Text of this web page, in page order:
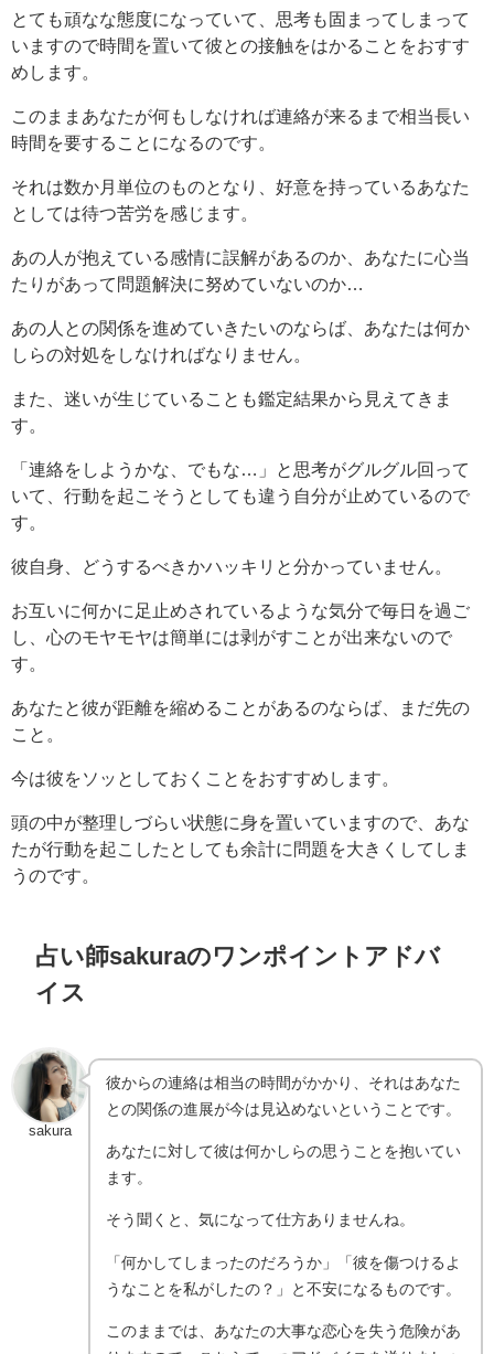
とても頑なな態度になっていて、思考も固まってしまって
いますので時間を置いて彼との接触をはかることをおすす
めします。
このままあなたが何もしなければ連絡が来るまで相当長い
時間を要することになるのです。
それは数か月単位のものとなり、好意を持っているあなた
としては待つ苦労を感じます。
あの人が抱えている感情に誤解があるのか、あなたに心当
たりがあって問題解決に努めていないのか…
あの人との関係を進めていきたいのならば、あなたは何か
しらの対処をしなければなりません。
また、迷いが生じていることも鑑定結果から見えてきま
す。
「連絡をしようかな、でもな…」と思考がグルグル回って
いて、行動を起こそうとしても違う自分が止めているので
す。
彼自身、どうするべきかハッキリと分かっていません。
お互いに何かに足止めされているような気分で毎日を過ご
し、心のモヤモヤは簡単には剥がすことが出来ないので
す。
あなたと彼が距離を縮めることがあるのならば、まだ先の
こと。
今は彼をソッとしておくことをおすすめします。
頭の中が整理しづらい状態に身を置いていますので、あな
たが行動を起こしたとしても余計に問題を大きくしてしま
うのです。
占い師sakuraのワンポイントアドバ
イス
sakura
彼からの連絡は相当の時間がかかり、それはあなた
との関係の進展が今は見込めないということです。
あなたに対して彼は何かしらの思うことを抱いてい
ます。
そう聞くと、気になって仕方ありませんね。
「何かしてしまったのだろうか」「彼を傷つけるよ
うなことを私がしたの？」と不安になるものです。
このままでは、あなたの大事な恋心を失う危険があ